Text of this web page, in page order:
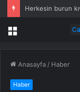
Herkesin burun
Menü
Anasayfa / Haber
Haber